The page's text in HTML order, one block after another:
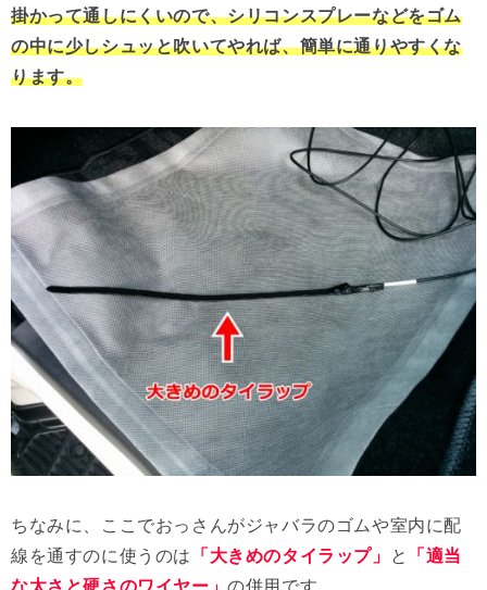
掛かって通しにくいので、シリコンスプレーなどをゴム
の中に少しシュッと吹いてやれば、簡単に通りやすくな
ります。
ちなみに、ここでおっさんがジャバラのゴムや室内に配
線を通すのに使うのは
「大きめのタイラップ」 と
「適当
な太さと硬さのワイヤー」の併用です。